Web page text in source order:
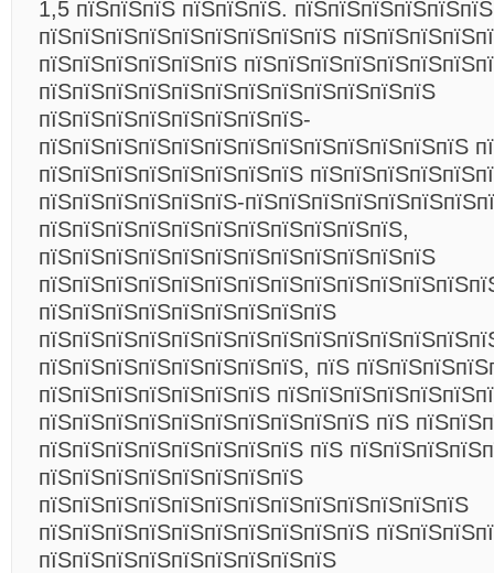
1,5 пїЅпїЅпїЅ пїЅпїЅпїЅ. пїЅпїЅпїЅпїЅпїЅпїЅ
пїЅпїЅпїЅпїЅпїЅпїЅпїЅпїЅпїЅ
пїЅпїЅпїЅпїЅпїЅпїЅ
пїЅпїЅпїЅпїЅпїЅпїЅпїЅпїЅпїЅпїЅпїЅпїЅ
пїЅпїЅпїЅпїЅпїЅпїЅпїЅпїЅ-
пїЅпїЅпїЅпїЅпїЅпїЅпїЅпїЅпїЅпїЅпїЅпїЅпїЅ
пїЅпїЅпїЅпїЅпїЅпїЅпїЅпїЅ
пїЅпїЅпїЅпїЅпїЅпїЅ-
пїЅпїЅпїЅпїЅпїЅпїЅпїЅпїЅпїЅпїЅпїЅ,
пїЅпїЅпїЅпїЅпїЅпїЅпїЅпїЅпїЅпїЅпїЅпїЅ
пїЅпїЅпїЅпїЅпїЅпїЅпїЅпїЅпїЅ
пїЅпїЅпїЅпїЅпїЅпїЅпїЅпїЅ, пїЅ
пїЅпїЅпїЅпїЅпїЅпїЅпїЅ
пїЅпїЅпїЅпїЅпїЅпїЅпїЅпїЅпїЅпїЅ пїЅ
пїЅпїЅпїЅпїЅпїЅпїЅпїЅпїЅ пїЅ
пїЅпїЅпїЅпїЅпїЅпїЅпїЅпїЅ
пїЅпїЅпїЅпїЅпїЅпїЅпїЅпїЅпїЅпїЅпїЅпїЅпїЅ
пїЅпїЅпїЅпїЅпїЅпїЅпїЅпїЅпїЅпїЅ
пїЅпїЅпїЅпїЅпїЅпїЅпїЅпїЅпїЅ